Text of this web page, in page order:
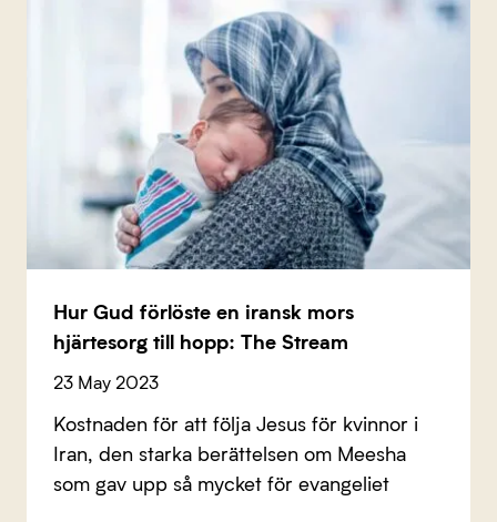
Hur Gud förlöste en iransk mors
hjärtesorg till hopp: The Stream
23 May 2023
Kostnaden för att följa Jesus för kvinnor i
Iran, den starka berättelsen om Meesha
som gav upp så mycket för evangeliet